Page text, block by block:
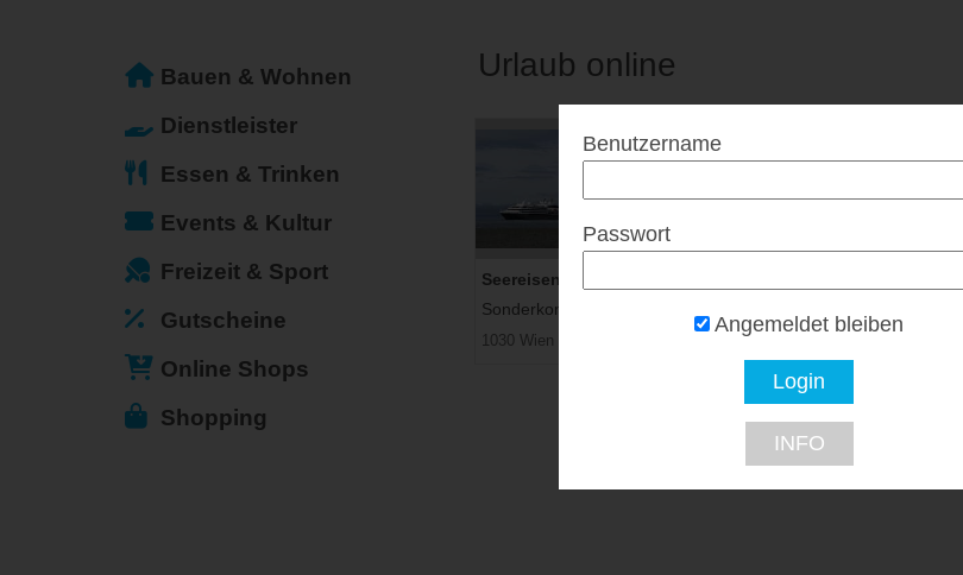
Bauen & Wohnen
Dienstleister
Essen & Trinken
Events & Kultur
Freizeit & Sport
Gutscheine
Online Shops
Shopping
Urlaub online
Seereisen Center
Sonderkonditionen...
1030 Wien 1110 Wien
10% Rabatt...
Benutzername
Passwort
Angemeldet bleiben
INFO